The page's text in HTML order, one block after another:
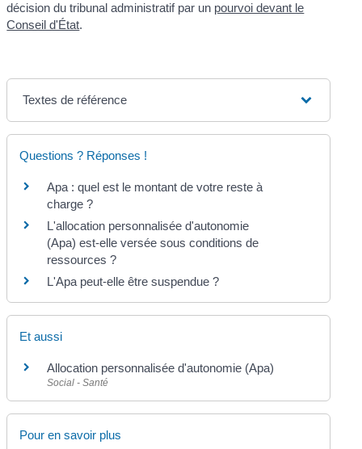
décision du tribunal administratif par un pourvoi devant le
Conseil d'État.
Textes de référence
Questions ? Réponses !
Apa : quel est le montant de votre reste à
charge ?
L'allocation personnalisée d'autonomie
(Apa) est-elle versée sous conditions de
ressources ?
L'Apa peut-elle être suspendue ?
Et aussi
Allocation personnalisée d'autonomie (Apa)
Social - Santé
Pour en savoir plus